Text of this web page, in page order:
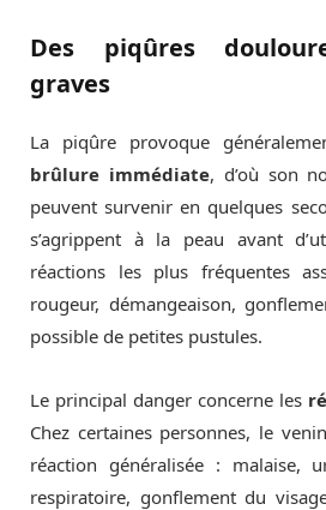
Des piqûres
graves
La piqûre provoque
brûlure immédiate, d’où son
peuvent survenir en quelques
s’agrippent à la peau avant
réactions les plus fréquentes
rougeur, démangeaison,
possible de petites pustules.
Le principal danger concerne les
Chez certaines personnes, le
réaction généralisée : malaise,
respiratoire, gonflement du